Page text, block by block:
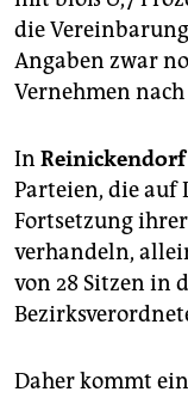
die
Angaben zwar
Vernehmen
In Reinickendorf
Parteien, die auf
Fortsetzung
verhandeln,
von 28 Sitzen in
Daher kommt